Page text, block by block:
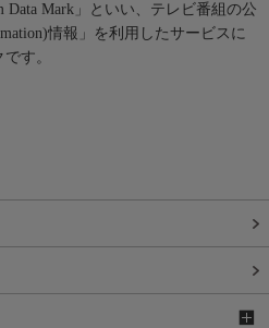
Data Mark」といい、テレビ番組の公
情報」を利用したサービスに
す。